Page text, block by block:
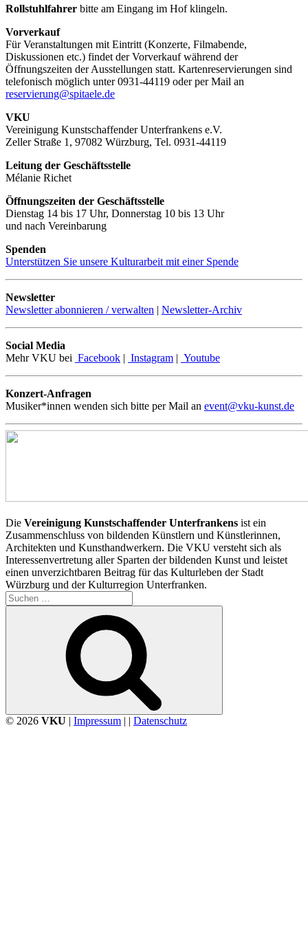
Rollstuhlfahrer bitte am Eingang im Hof klingeln.
Vorverkauf
Für Veranstaltungen mit Eintritt (Konzerte, Filmabende,
Diskussionen etc.) findet der Vorverkauf während der
Öffnungszeiten der Ausstellungen statt. Kartenreservierungen sind
telefonisch möglich unter 0931-44119 oder per Mail an
reservierung@spitaele.de
VKU
Vereinigung Kunstschaffender Unterfrankens e.V.
Zeller Straße 1, 97082 Würzburg, Tel. 0931-44119
Leitung der Geschäftsstelle
Mélanie Richet
Öffnungszeiten der Geschäftsstelle
Dienstag 14 bis 17 Uhr, Donnerstag 10 bis 13 Uhr
und nach Vereinbarung
Spenden
Unterstützen Sie unsere Kulturarbeit mit einer Spende
Newsletter
Newsletter abonnieren / verwalten | Newsletter-Archiv
Social Media
Mehr VKU bei Facebook | Instagram | Youtube
Konzert-Anfragen
Musiker*innen wenden sich bitte per Mail an event@vku-kunst.de
Die Vereinigung Kunstschaffender Unterfrankens ist ein
Zusammenschluss von bildenden Künstlern und Künstlerinnen,
Architekten und Kunsthandwerkern. Die VKU versteht sich als
Interessenvertretung aller Sparten der bildenden Kunst und leistet
einen unverzichtbaren Beitrag für das Kulturleben der Stadt
Würzburg und der Kulturregion Unterfranken.
Suchen
nach:
© 2026 VKU | Impressum | | Datenschutz